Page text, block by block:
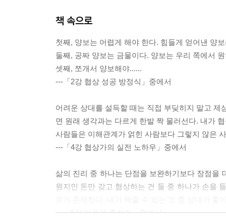
협상을 부탁해! 상대를 내 편으로 만드는 호감의 법
PART Ⅲ 삶
6강 어떻게 설득할 것인가
설득과 협상 사이
거절은 협상의 시작
아이 편식 때문에 고민입니다
우체국 직원에게 우편요금을 빌리는 방법
상대가 스스로 정한 기준을 근거로 설득하라
협상을 부탁해! 스스로 움직이게 하는 설득의 심리
7강 나만 몰랐던 흥정의 비밀
바가지 쓰지 않고 물건을 사려면
첫 제안의 법칙
책 속으로
첫째, 양보는 어렵게 해야 한다. 힘들게 얻어낸 양
둘째, 공짜 양보는 금물이다. 양보는 우리 쪽에서
셋째, 쪼개서 양보해야......
---「2강 협상 성공 방정식」중에서
어려운 상대를 설득할 때는 직접 부딪히지 말고
면 원래 생각과는 다르게 한발 짝 물러선다. 내가
사람들은 이해관계가 얽힌 사람보다 그렇지 않은
---「4강 협상가의 실전 노하우」중에서
삶의 진리 중 하나는 단점을 보완하기보다 장점을
원지인 돈만 갖고 협상하는 건 둘 중 하나가 손을
---「5강 마음을 훔쳐라」중에서